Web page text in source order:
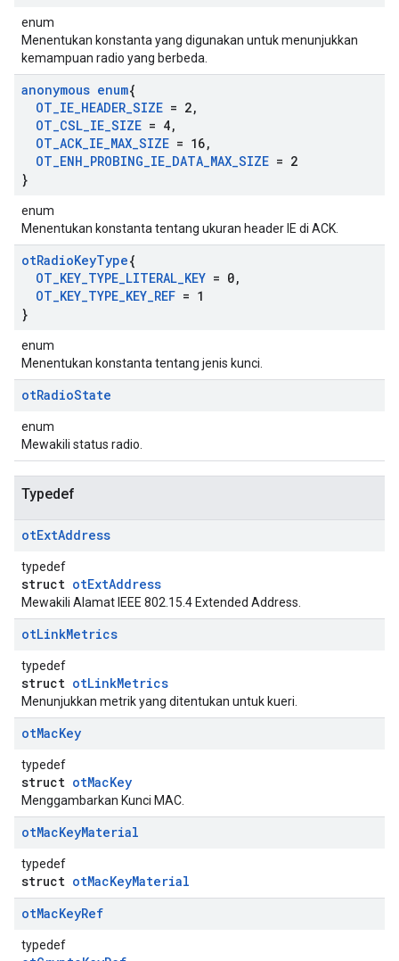
enum
Menentukan konstanta yang digunakan untuk menunjukkan
kemampuan radio yang berbeda.
anonymous enum{
OT_IE_HEADER_SIZE = 2,
OT_CSL_IE_SIZE = 4,
OT_ACK_IE_MAX_SIZE = 16,
OT_ENH_PROBING_IE_DATA_MAX_SIZE = 2
}
enum
Menentukan konstanta tentang ukuran header IE di ACK.
otRadioKeyType{
OT_KEY_TYPE_LITERAL_KEY = 0,
OT_KEY_TYPE_KEY_REF = 1
}
enum
Menentukan konstanta tentang jenis kunci.
otRadioState
enum
Mewakili status radio.
Typedef
otExtAddress
typedef
struct otExtAddress
Mewakili Alamat IEEE 802.15.4 Extended Address.
otLinkMetrics
typedef
struct otLinkMetrics
Menunjukkan metrik yang ditentukan untuk kueri.
otMacKey
typedef
struct otMacKey
Menggambarkan Kunci MAC.
otMacKeyMaterial
typedef
struct otMacKeyMaterial
otMacKeyRef
typedef